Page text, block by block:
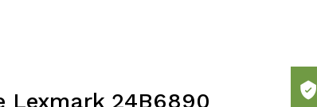
Lexmark 24B6890